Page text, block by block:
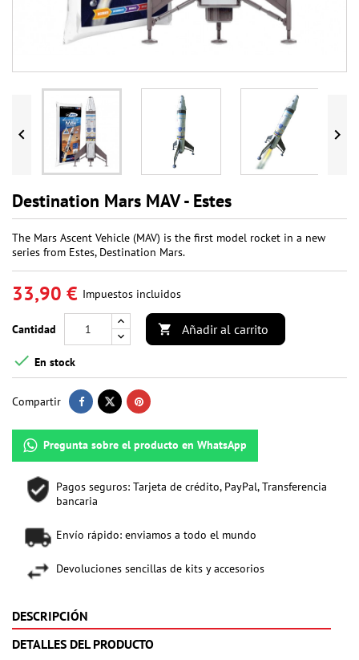
 
Destination Mars MAV - Estes
The Mars Ascent Vehicle (MAV) is the first model rocket in a new
series from Estes, Destination Mars.
33,90 € Impuestos incluidos
Cantidad  Añadir al carrito
 En stock
Compartir
Pregunta sobre el producto en WhatsApp
Pagos seguros: Tarjeta de crédito, PayPal, Transferencia
bancaria
Envío rápido: enviamos a todo el mundo
Devoluciones sencillas de kits y accesorios
DESCRIPCIÓN
DETALLES DEL PRODUCTO